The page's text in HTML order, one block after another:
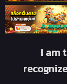
I am